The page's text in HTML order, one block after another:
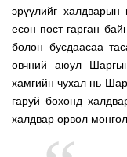
эрүүлийг халдварын
есөн пост гарган
болон бусдаасаа
өвчний аюул
хамгийн чухал нь
гаруй бөхөнд
халдвар орвол